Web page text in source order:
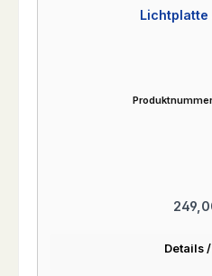
Lichtplatte
Details